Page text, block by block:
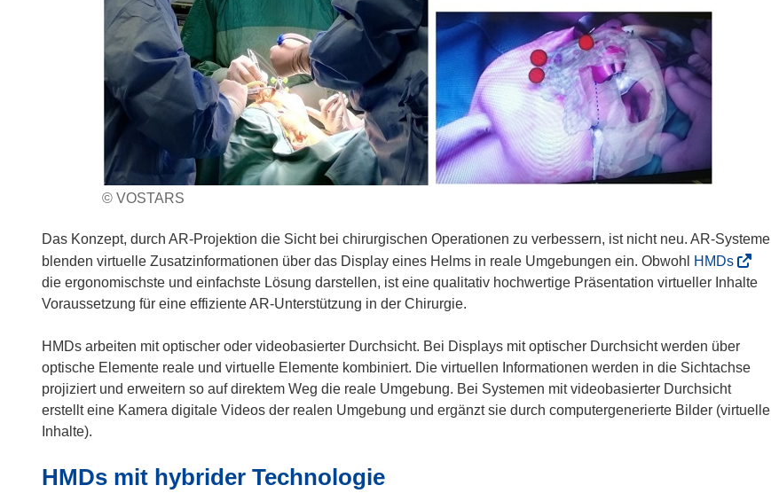
© VOSTARS
Das Konzept, durch AR-Projektion die Sicht bei chirurgischen Operationen zu verbessern, ist nicht neu. AR-Systeme
blenden virtuelle Zusatzinformationen über das Display eines Helms in reale Umgebungen ein. Obwohl
HMDs(
ö
n
e
i
die ergonomischste und einfachste Lösung darstellen, ist eine qualitativ hochwertige Präsentation virtueller Inhalte
Voraussetzung für eine effiziente AR-Unterstützung in der Chirurgie.
HMDs arbeiten mit optischer oder videobasierter Durchsicht. Bei Displays mit optischer Durchsicht werden über
optische Elemente reale und virtuelle Elemente kombiniert. Die virtuellen Informationen werden in die Sichtachse
projiziert und erweitern so auf direktem Weg die reale Umgebung. Bei Systemen mit videobasierter Durchsicht
erstellt eine Kamera digitale Videos der realen Umgebung und ergänzt sie durch computergenerierte Bilder (virtuelle
Inhalte).
HMDs mit hybrider Technologie